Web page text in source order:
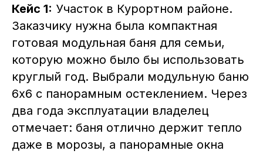
Кейс 1: Участок в Курортном районе.
Заказчику нужна была компактная
готовая модульная баня для семьи,
которую можно было бы использовать
круглый год. Выбрали модульную баню
6х6 с панорамным остеклением. Через
два года эксплуатации владелец
отмечает: баня отлично держит тепло
даже в морозы, а панорамные окна